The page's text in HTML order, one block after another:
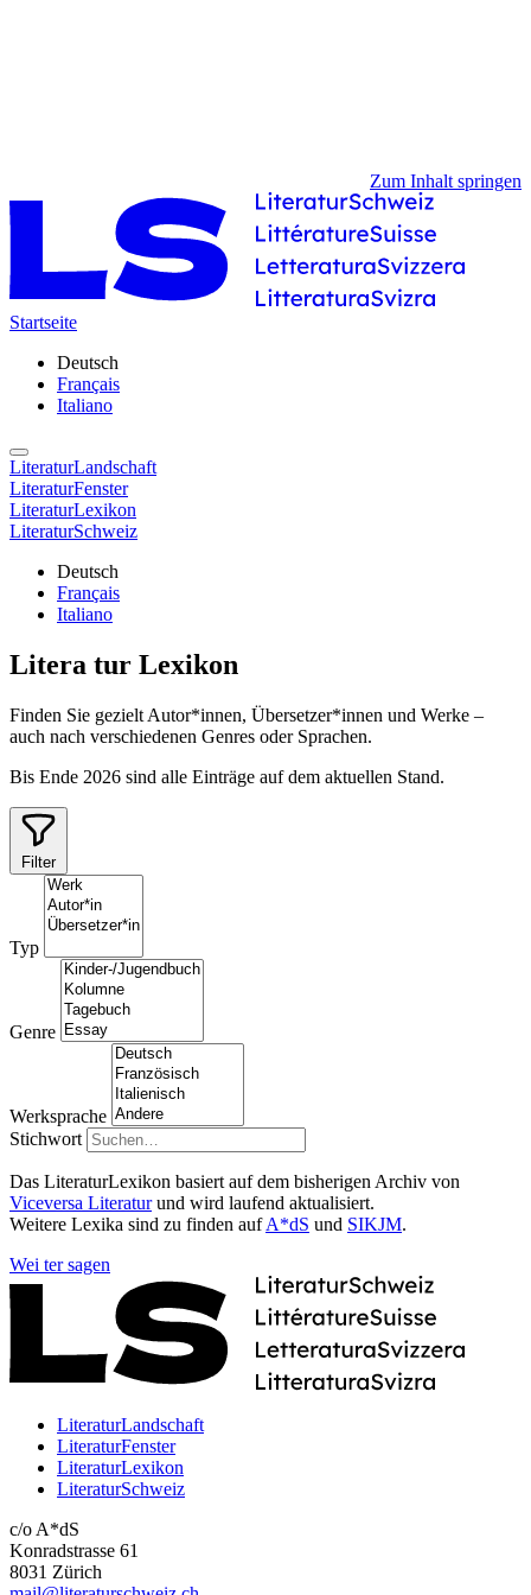
Zum Inhalt springen
Startseite
Deutsch
Français
Italiano
LiteraturLandschaft
LiteraturFenster
LiteraturLexikon
LiteraturSchweiz
Deutsch
Français
Italiano
Litera tur Lexikon
Finden Sie gezielt Autor*innen, Übersetzer*innen und Werke –
auch nach verschiedenen Genres oder Sprachen.
Bis Ende 2026 sind alle Einträge auf dem aktuellen Stand.
Filter
Typ
Genre
Werksprache
Stichwort
Das LiteraturLexikon basiert auf dem bisherigen Archiv von
Viceversa Literaturund wird laufend aktualisiert.
Weitere Lexika sind zu finden aufA*dS und SIKJM.
Wei ter sagen
LiteraturLandschaft
LiteraturFenster
LiteraturLexikon
LiteraturSchweiz
c/o A*dS
Konradstrasse 61
8031 Zürich